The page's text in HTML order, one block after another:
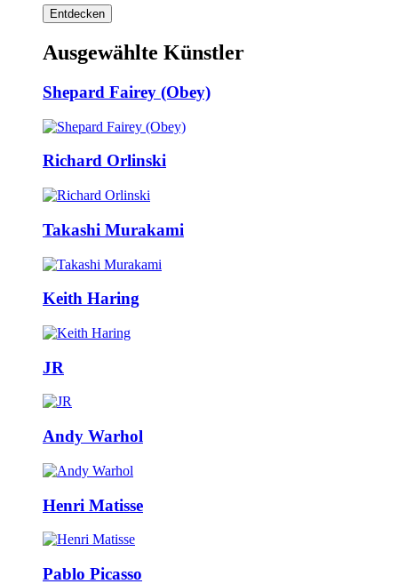
Entdecken
Ausgewählte Künstler
Shepard Fairey (Obey)
Richard Orlinski
Takashi Murakami
Keith Haring
JR
Andy Warhol
Henri Matisse
Pablo Picasso